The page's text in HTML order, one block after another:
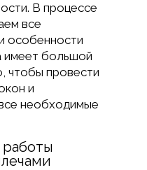
В процессе
все
особенности
имеет большой
чтобы провести
и
необходимые
работы